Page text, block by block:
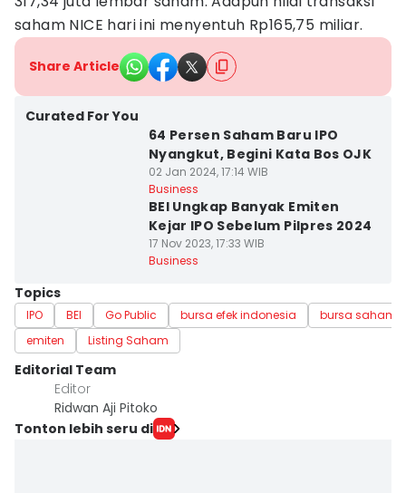
saham NICE hari ini menyentuh Rp165,75 miliar.
Share Article
Curated For You
64 Persen Saham Baru IPO
Nyangkut, Begini Kata Bos OJK
02 Jan 2024, 17:14 WIB
Business
BEI Ungkap Banyak Emiten
Kejar IPO Sebelum Pilpres 2024
17 Nov 2023, 17:33 WIB
Business
Topics
IPO BEI Go Public bursa efek indonesia
bursa saham
emiten
Listing Saham
Editorial Team
Editor
Ridwan Aji Pitoko
Tonton lebih seru di